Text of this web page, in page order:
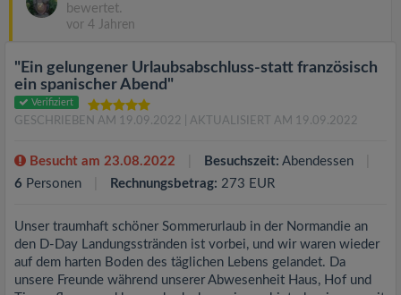
bewertet.
vor 4 Jahren
"Ein gelungener Urlaubsabschluss-statt französisch
ein spanischer Abend"
Verifiziert
GESCHRIEBEN AM 19.09.2022 | AKTUALISIERT AM 19.09.2022
Besucht am 23.08.2022 Besuchszeit: Abendessen
6 Personen Rechnungsbetrag: 273 EUR
Unser traumhaft schöner Sommerurlaub in der Normandie an
den D-Day Landungsstränden ist vorbei, und wir waren wieder
auf dem harten Boden des täglichen Lebens gelandet. Da
unsere Freunde während unserer Abwesenheit Haus, Hof und